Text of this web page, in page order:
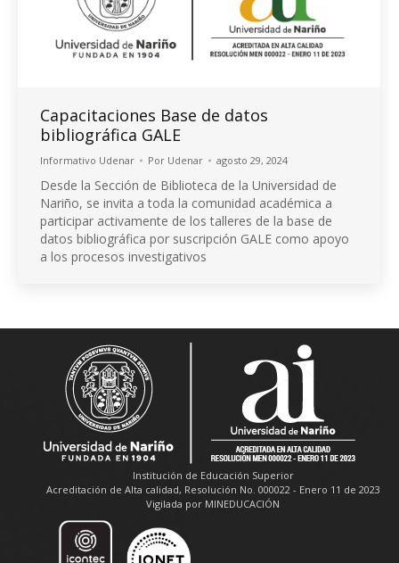
Capacitaciones Base de datos
bibliográfica GALE
Informativo Udenar Por Udenar agosto 29, 2024
Desde la Sección de Biblioteca de la Universidad de
Nariño, se invita a toda la comunidad académica a
participar activamente de los talleres de la base de
datos bibliográfica por suscripción GALE como apoyo
a los procesos investigativos
Institución de Educación Superior
Acreditación de Alta calidad, Resolución No. 000022 - Enero 11 de 2023
Vigilada por MINEDUCACIÓN